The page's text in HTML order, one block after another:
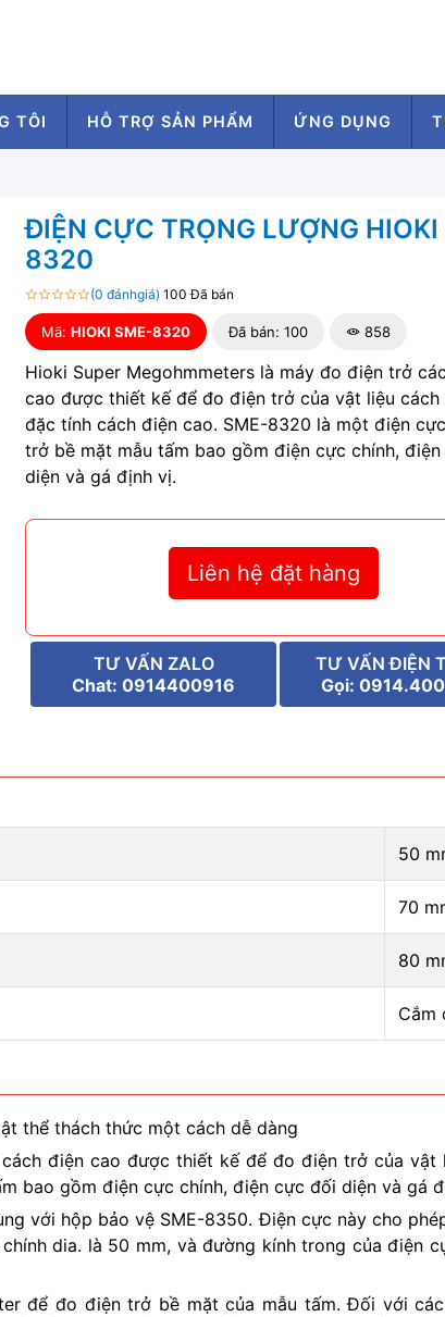
TÔI HỖ TRỢ SẢN PHẨM ỨNG DỤNG
ĐIỆN CỰC TRỌNG LƯỢNG
8320
(0 đánhgiá) 100 Đã bán
Mã: HIOKI SME-8320 Đã bán: 100 858
Hioki Super Megohmmeters là máy đo điện trở
cao được thiết kế để đo điện trở của vật liệu cách
đặc tính cách điện cao. SME-8320 là một điện
trở bề mặt mẫu tấm bao gồm điện cực chính,
diện và gá định vị.
Liên hệ đặt hàng
TƯ VẤN ZALO
Chat: 0914400916
TƯ VẤN ĐIỆN
Gọi:
50
70
80
Cắm
thể thách thức một cách dễ dàng
điện cao được thiết kế để đo điện trở của
bao gồm điện cực chính, điện cực đối diện và gá
với hộp bảo vệ SME-8350. Điện cực này cho
dia. là 50 mm, và đường kính trong của điện
để đo điện trở bề mặt của mẫu tấm. Đối với